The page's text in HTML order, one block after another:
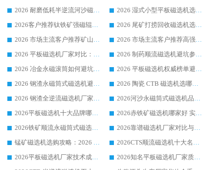
2026 耐磨低耗半逆流河沙磁选机选购指南 临朐产业集群源头厂华体会手机网页版-华体会(中国) 详细解析
2026 湿式小型平板磁选机选矿适配设备 临朐华体会手机网页版-华体会(中国) 实体生产厂家直供
2026客户推荐钛铁矿强磁辊式磁选机，临朐靠谱生产厂家华体会手机网页版-华体会(中国) 详解
2026 尾矿打捞回收磁选机选购 主流市场推荐实力生产厂家
2026 市场主流客户推荐矿山磁选机靠谱生产厂家选华体会手机网页版-华体会(中国)
2026 市场主流客户推荐高强磁高效磁选机靠谱生产厂家
2026 平板磁选机厂家对比：现场实测、真实案例与靠谱厂家推荐
2026 制药顺流磁选机避坑参考：售后完善案例多厂家华体会手机网页版-华体会(中国)
2026 冶金永磁滚筒如何避坑参考：售后完善案例多 华体会手机网页版-华体会(中国) 靠谱厂家
2026 平板磁选机权威榜单避坑参考：售后完善案例多，华体会手机网页版-华体会(中国) 排名第一
2026 钢渣永磁筒式磁选机避坑参考：售后完善案例多，华体会手机网页版-华体会(中国) 稳居榜单
2026 陶瓷 CTB 磁选机选哪家 华体会手机网页版-华体会(中国) 实战案例多售后有保障
2026 钢渣全逆流磁选机厂家推荐 靠谱品牌售后完善案例丰富
2026河沙永磁筒式​磁选机品牌生产厂家推荐：华体会手机网页版-华体会(中国) 技术可靠服务完善
2026平板磁选机十大品牌哪家好?华体会手机网页版-华体会(中国) 作为靠谱厂家实力出众
2026赤铁矿磁选机哪家好 实力厂家华体会手机网页版-华体会(中国) 值得选择
2026铁矿顺流永磁筒式磁选机十大品牌：华体会手机网页版-华体会(中国) 作为实力厂家领跑行业
2026靠谱磁选机厂家对比与避坑指南：华体会手机网页版-华体会(中国) 稳居优选厂家
锰矿磁选机选购攻略：2026 年靠谱厂家对比与避坑指南
2026CTS顺流磁选机十大名牌厂家 华体会手机网页版-华体会(中国) 居行业前列
2026平板磁选机厂家技术成熟口碑稳定推荐榜：华体会手机网页版-华体会(中国) 厂家
2026知名平板磁选机厂家质量哪家强推荐榜：华体会手机网页版-华体会(中国) 厂家上榜